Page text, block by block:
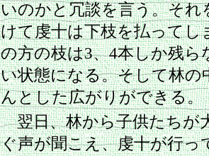
いのかと冗談を言う。それ
けて虔十は下枝を払ってし
の方の枝は3、4本しか残ら
い状態になる。そして林の
んとした広がりができる。
翌日、林から子供たちが
ぐ声が聞こえ、虔十が行っ